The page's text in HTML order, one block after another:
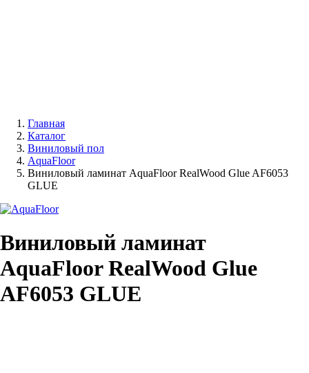
Главная
Каталог
Виниловый пол
AquaFloor
Виниловый ламинат AquaFloor RealWood Glue AF6053
GLUE
Виниловый ламинат
AquaFloor RealWood Glue
AF6053 GLUE